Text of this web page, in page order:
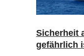
Sicherheit
gefährlich